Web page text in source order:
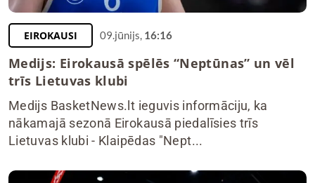
EIROKAUSI 09.jūnijs, 16:16
Medijs: Eirokausā spēlēs “Neptūnas” un vēl
trīs Lietuvas klubi
Medijs BasketNews.lt ieguvis informāciju, ka
nākamajā sezonā Eirokausā piedalīsies trīs
Lietuvas klubi - Klaipēdas "Nept...